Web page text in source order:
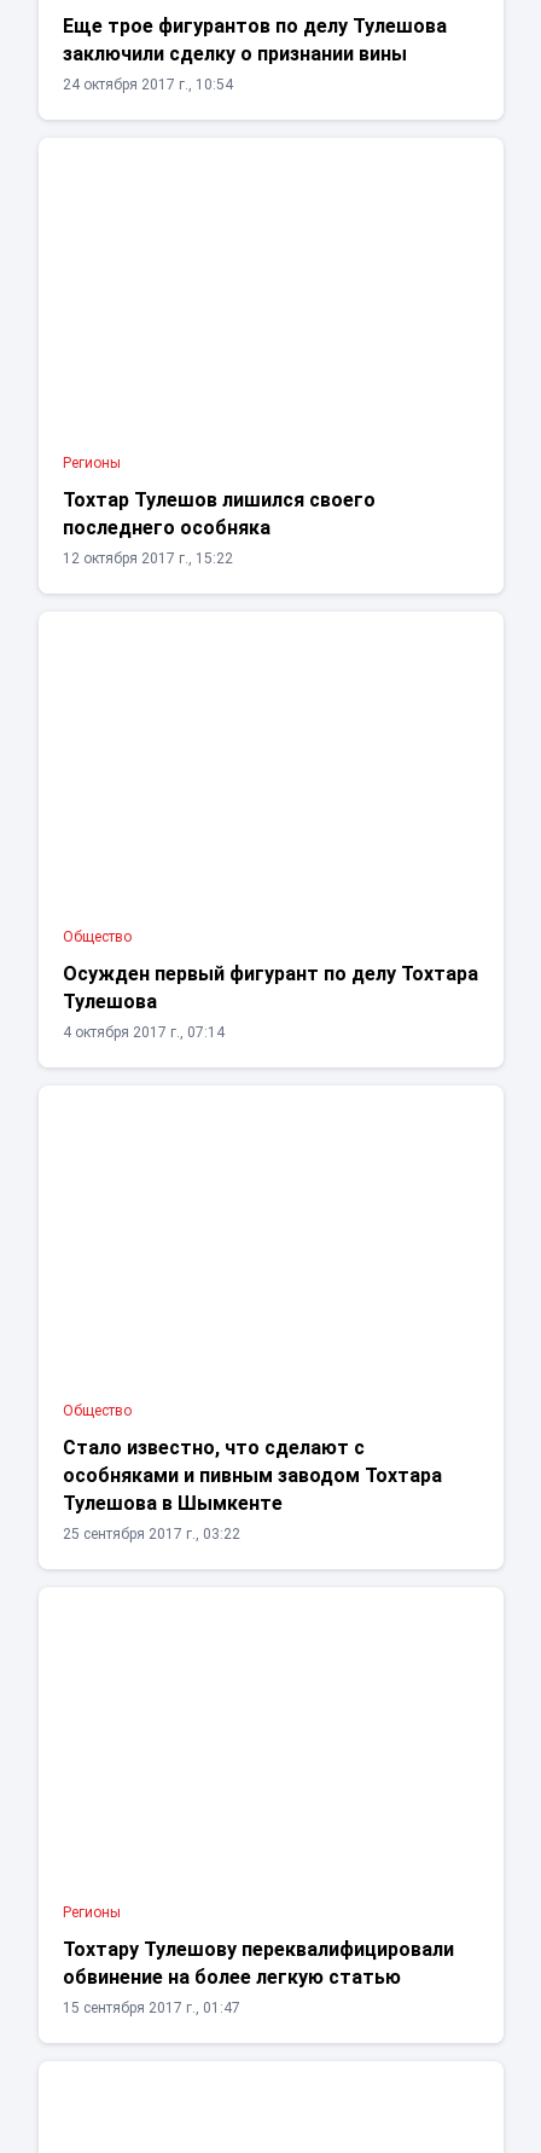
Еще трое фигурантов по делу Тулешова
заключили сделку о признании вины
24 октября 2017 г., 10:54
Регионы
Тохтар Тулешов лишился своего
последнего особняка
12 октября 2017 г., 15:22
Общество
Осужден первый фигурант по делу Тохтара
Тулешова
4 октября 2017 г., 07:14
Общество
Стало известно, что сделают с
особняками и пивным заводом Тохтара
Тулешова в Шымкенте
25 сентября 2017 г., 03:22
Регионы
Тохтару Тулешову переквалифицировали
обвинение на более легкую статью
15 сентября 2017 г., 01:47